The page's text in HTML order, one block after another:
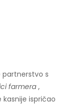
s
farmera ,
kasnije ispričao